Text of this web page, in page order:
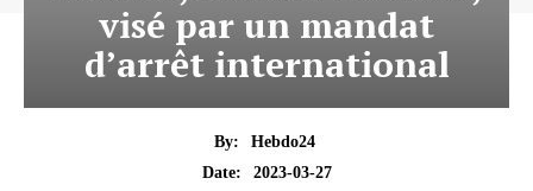
visé par un mandat
d’arrêt international
By:
Hebdo24
Date:
2023-03-27